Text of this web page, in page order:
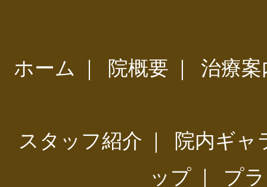
ホーム ｜ 院概要 ｜ 治療案
スタッフ紹介 ｜
院内ギャ
ップ ｜ プ